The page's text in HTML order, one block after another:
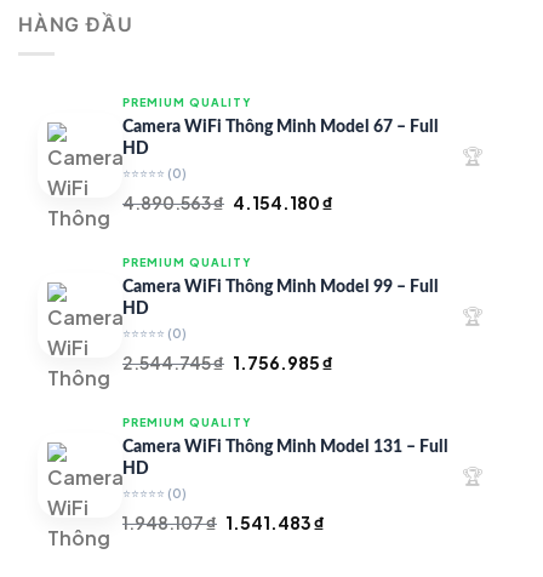
HÀNG ĐẦU
PREMIUM QUALITY
Camera WiFi Thông Minh Model 67 – Full
HD
⭐⭐⭐⭐⭐ (0)
4.890.563₫ Giá
là:
4.890.563 ₫.
4.154.180₫
là:
🏆
PREMIUM QUALITY
Camera WiFi Thông Minh Model 99 – Full
HD
⭐⭐⭐⭐⭐ (0)
2.544.745₫ Giá
là:
2.544.745 ₫.
1.756.985₫
là:
🏆
PREMIUM QUALITY
Camera WiFi Thông Minh Model 131 – Full
HD
⭐⭐⭐⭐⭐ (0)
1.948.107₫ Giá
1.541.483₫
🏆